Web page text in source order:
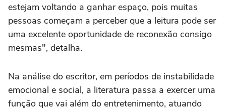
estejam voltando a ganhar espaço, pois muitas
pessoas começam a perceber que a leitura pode ser
uma excelente oportunidade de reconexão consigo
mesmas", detalha.
Na análise do escritor, em períodos de instabilidade
emocional e social, a literatura passa a exercer uma
função que vai além do entretenimento, atuando